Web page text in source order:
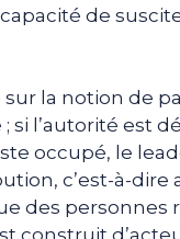
de
la notion de
si l’autorité est
occupé, le
c’est-à-
des personnes